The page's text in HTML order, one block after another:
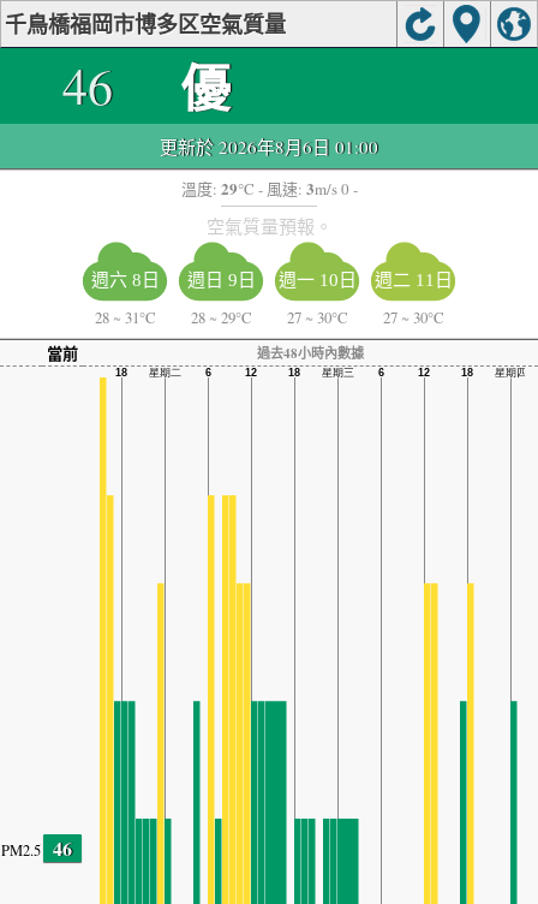
千鳥橋福岡市博多区空氣質量
46 優
更新於 2026年8月6日 01:00
溫度: 29°C - 風速: 3m/s 0 -
空氣質量預報。
週六 8日
28 ~ 31°C
週日 9日
28 ~ 29°C
週一 10日
27 ~ 30°C
週二 11日
27 ~ 30°C
當前
過去48小時內數據
PM2.5 46